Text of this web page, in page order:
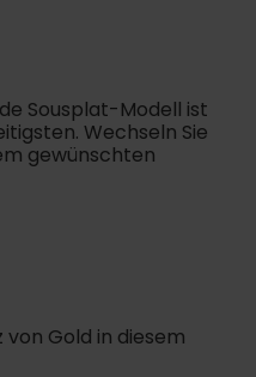
Sousplat-Modell ist
Wechseln Sie
gewünschten
von Gold in diesem